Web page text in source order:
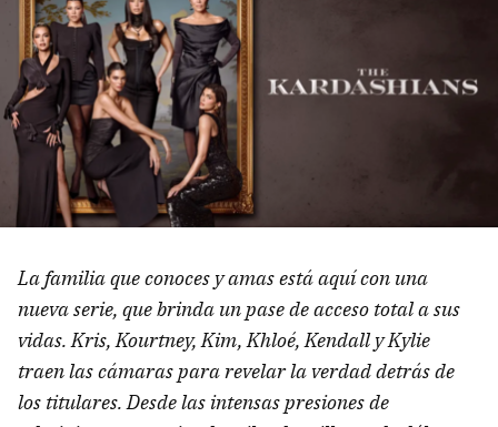
La familia que conoces y amas está aquí con una
nueva serie, que brinda un pase de acceso total a sus
vidas. Kris, Kourtney, Kim, Khloé, Kendall y Kylie
traen las cámaras para revelar la verdad detrás de
los titulares. Desde las intensas presiones de